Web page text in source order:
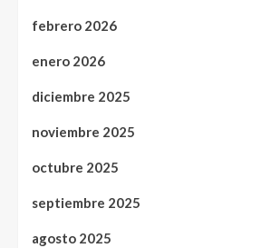
febrero 2026
enero 2026
diciembre 2025
noviembre 2025
octubre 2025
septiembre 2025
agosto 2025